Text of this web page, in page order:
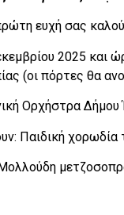
ευχή σας
2025 και
(οι πόρτες θα
Ορχήστρα Δήμου
Παιδική